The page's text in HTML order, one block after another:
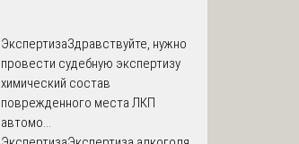
ЭкспертизаЗдравствуйте, нужно
провести судебную экспертизу
химический состав
поврежденного места ЛКП
автомо...